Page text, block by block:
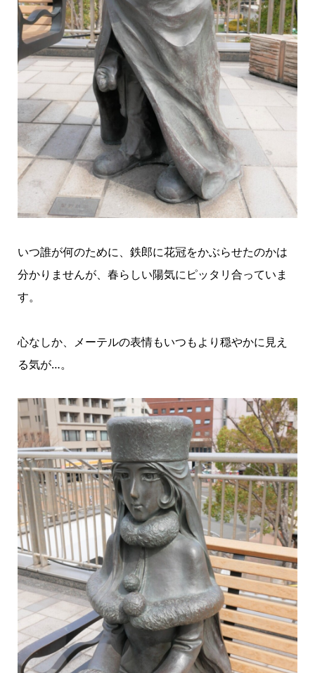
いつ誰が何のために、鉄郎に花冠をかぶらせたのかは
分かりませんが、春らしい陽気にピッタリ合っていま
す。
心なしか、メーテルの表情もいつもより穏やかに見え
る気が…。